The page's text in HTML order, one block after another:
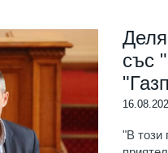
със
"В този
"Ловци" на педофили, всичките